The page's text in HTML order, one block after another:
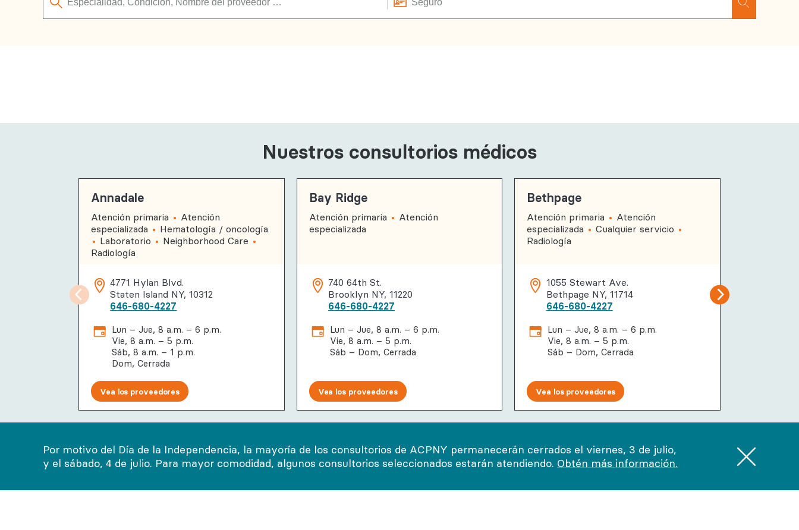
Nuestros consultorios médicos
Annadale
Atención primaria
Atención
especializada
Hematología / oncología
Laboratorio
Neighborhood Care
Radiología
4771 Hylan Blvd.
Staten Island NY, 10312
646-680-4227
Lun – Jue, 8 a.m. – 6 p.m.
Vie, 8 a.m. – 5 p.m.
Sáb, 8 a.m. – 1 p.m.
Dom, Cerrada
Vea los proveedores
Bay Ridge
Atención primaria
Atención
especializada
740 64th St.
Brooklyn NY, 11220
646-680-4227
Lun – Jue, 8 a.m. – 6 p.m.
Vie, 8 a.m. – 5 p.m.
Sáb – Dom, Cerrada
Vea los proveedores
Bethpage
Atención primaria
Atención
especializada
Cualquier servicio
Radiología
1055 Stewart Ave.
Bethpage NY, 11714
646-680-4227
Lun – Jue, 8 a.m. – 6 p.m.
Vie, 8 a.m. – 5 p.m.
Sáb – Dom, Cerrada
Vea los proveedores
Por motivo del Día de la Independencia, la mayoría de los consultorios de ACPNY permanecerán cerrados el viernes, 3 de julio,
y el sábado, 4 de julio. Para mayor comodidad, algunos consultorios seleccionados estarán atendiendo. Obtén más información.